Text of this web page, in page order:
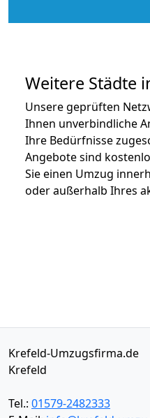
Weitere Städte
Unsere geprüften
Ihnen unverbindliche
Ihre Bedürfnisse
Angebote sind
Sie einen Umzug
oder außerhalb Ihres
Krefeld-Umzugsfirma.de
Krefeld
Tel.: 01579-2482333